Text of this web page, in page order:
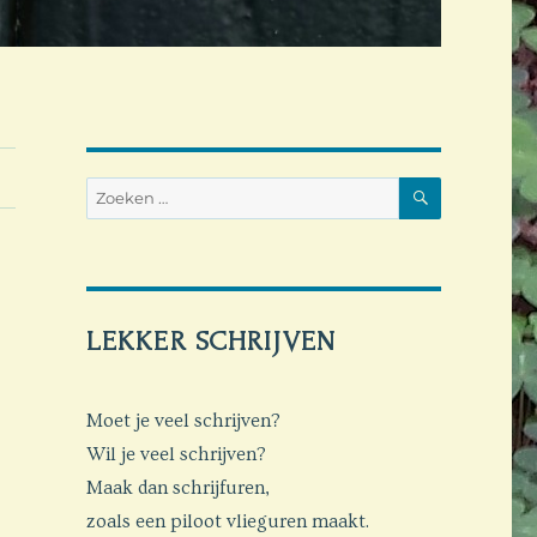
Zoeken
ZOEKEN
LEKKER SCHRIJVEN
Moet je veel schrijven?
Wil je veel schrijven?
Maak dan schrijfuren,
zoals een piloot vlieguren maakt.